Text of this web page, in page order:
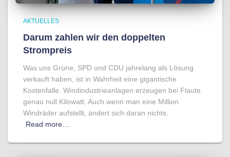
AKTUELLES
Darum zahlen wir den doppelten
Strompreis
Was uns Grüne, SPD und CDU jahrelang als Lösung
verkauft haben, ist in Wahrheit eine gigantische
Kostenfalle. Windindustrieanlagen erzeugen bei Flaute
genau null Kilowatt. Auch wenn man eine Million
Windräder aufstellt, ändert sich daran nichts.
Read more…